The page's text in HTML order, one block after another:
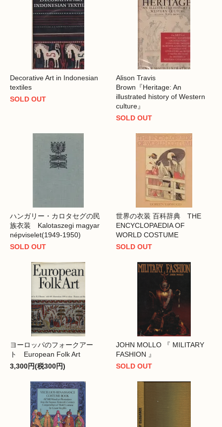
Decorative Art in Indonesian
textiles
SOLD OUT
Alison Travis
Brown『Heritage: An
illustrated history of Western
culture』
SOLD OUT
ハンガリー・カロタセグの民
族衣装 Kalotaszegi magyar
népviselet(1949-1950)
SOLD OUT
世界の衣装 百科辞典 THE
ENCYCLOPAEDIA OF
WORLD COSTUME
SOLD OUT
ヨーロッパのフォークアー
ト European Folk Art
3,300円(税300円)
JOHN MOLLO 『 MILITARY
FASHION 』
SOLD OUT